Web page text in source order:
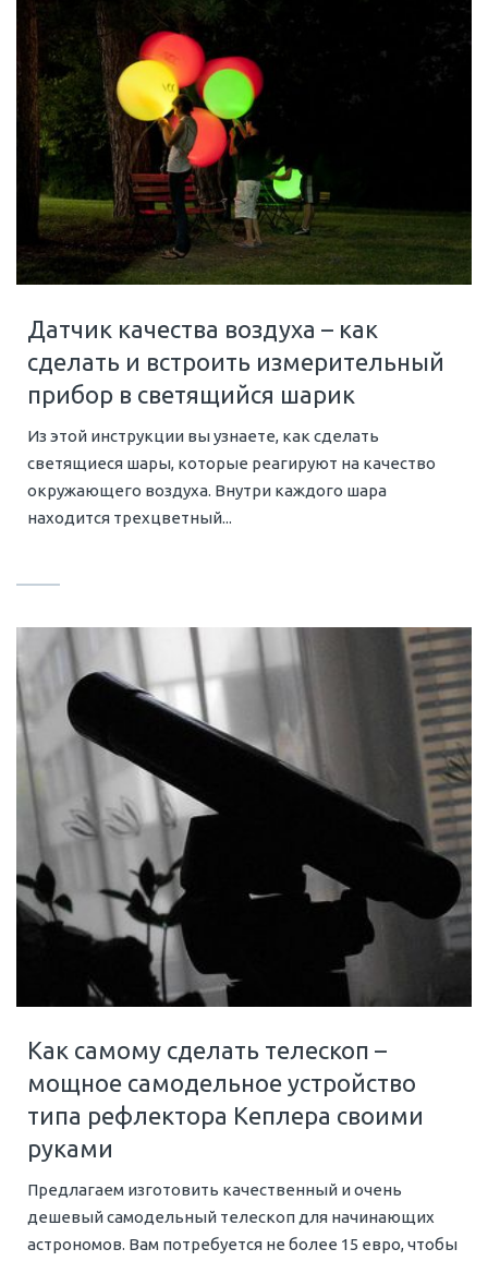
Датчик качества воздуха – как
сделать и встроить измерительный
прибор в светящийся шарик
Из этой инструкции вы узнаете, как сделать
светящиеся шары, которые реагируют на качество
окружающего воздуха. Внутри каждого шара
находится трехцветный...
Как самому сделать телескоп –
мощное самодельное устройство
типа рефлектора Кеплера своими
руками
Предлагаем изготовить качественный и очень
дешевый самодельный телескоп для начинающих
астрономов. Вам потребуется не более 15 евро, чтобы